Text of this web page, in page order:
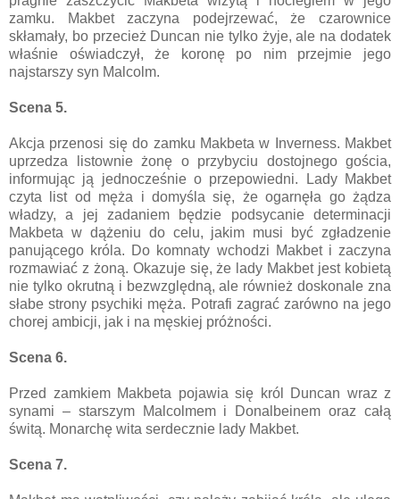
zamku. Makbet zaczyna podejrzewać, że czarownice
skłamały, bo przecież Duncan nie tylko żyje, ale na dodatek
właśnie oświadczył, że koronę po nim przejmie jego
najstarszy syn Malcolm.
Scena 5.
Akcja przenosi się do zamku Makbeta w Inverness. Makbet
uprzedza listownie żonę o przybyciu dostojnego gościa,
informując ją jednocześnie o przepowiedni. Lady Makbet
czyta list od męża i domyśla się, że ogarnęła go żądza
władzy, a jej zadaniem będzie podsycanie determinacji
Makbeta w dążeniu do celu, jakim musi być zgładzenie
panującego króla. Do komnaty wchodzi Makbet i zaczyna
rozmawiać z żoną. Okazuje się, że lady Makbet jest kobietą
nie tylko okrutną i bezwzględną, ale również doskonale zna
słabe strony psychiki męża. Potrafi zagrać zarówno na jego
chorej ambicji, jak i na męskiej próżności.
Scena 6.
Przed zamkiem Makbeta pojawia się król Duncan wraz z
synami – starszym Malcolmem i Donalbeinem oraz całą
świtą. Monarchę wita serdecznie lady Makbet.
Scena 7.